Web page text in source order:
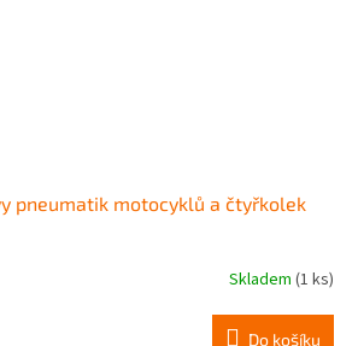
pneumatik motocyklů a čtyřkolek
Skladem (1 ks)
Do košíku